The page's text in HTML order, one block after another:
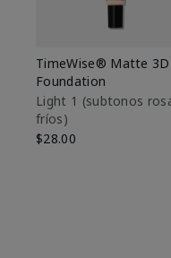
TimeWise® Matte 3D
Foundation
Light 1​ (subtonos
fríos)
$28.00